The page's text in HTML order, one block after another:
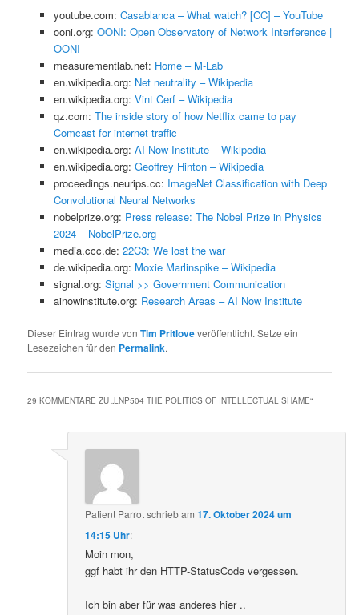
youtube.com: Casablanca – What watch? [CC] – YouTube
ooni.org: OONI: Open Observatory of Network Interference |
OONI
measurementlab.net: Home – M-Lab
en.wikipedia.org: Net neutrality – Wikipedia
en.wikipedia.org: Vint Cerf – Wikipedia
qz.com: The inside story of how Netflix came to pay
Comcast for internet traffic
en.wikipedia.org: AI Now Institute – Wikipedia
en.wikipedia.org: Geoffrey Hinton – Wikipedia
proceedings.neurips.cc: ImageNet Classification with Deep
Convolutional Neural Networks
nobelprize.org: Press release: The Nobel Prize in Physics
2024 – NobelPrize.org
media.ccc.de: 22C3: We lost the war
de.wikipedia.org: Moxie Marlinspike – Wikipedia
signal.org: Signal >> Government Communication
ainowinstitute.org: Research Areas – AI Now Institute
Dieser Eintrag wurde vonTim Pritloveveröffentlicht. Setze ein
Lesezeichen für den Permalink.
29 KOMMENTARE ZU „LNP504 THE POLITICS OF INTELLECTUAL SHAME“
Patient Parrotschriebam17. Oktober 2024 um
14:15 Uhr:
Moin mon,
ggf habt ihr den HTTP-StatusCode vergessen.
Ich bin aber für was anderes hier ..